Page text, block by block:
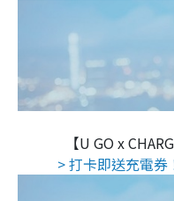
【U GO x
> 打卡即送充電